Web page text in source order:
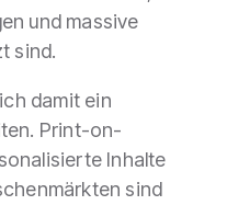
und massive
sind.
damit ein
Print-on-
Inhalte
sind